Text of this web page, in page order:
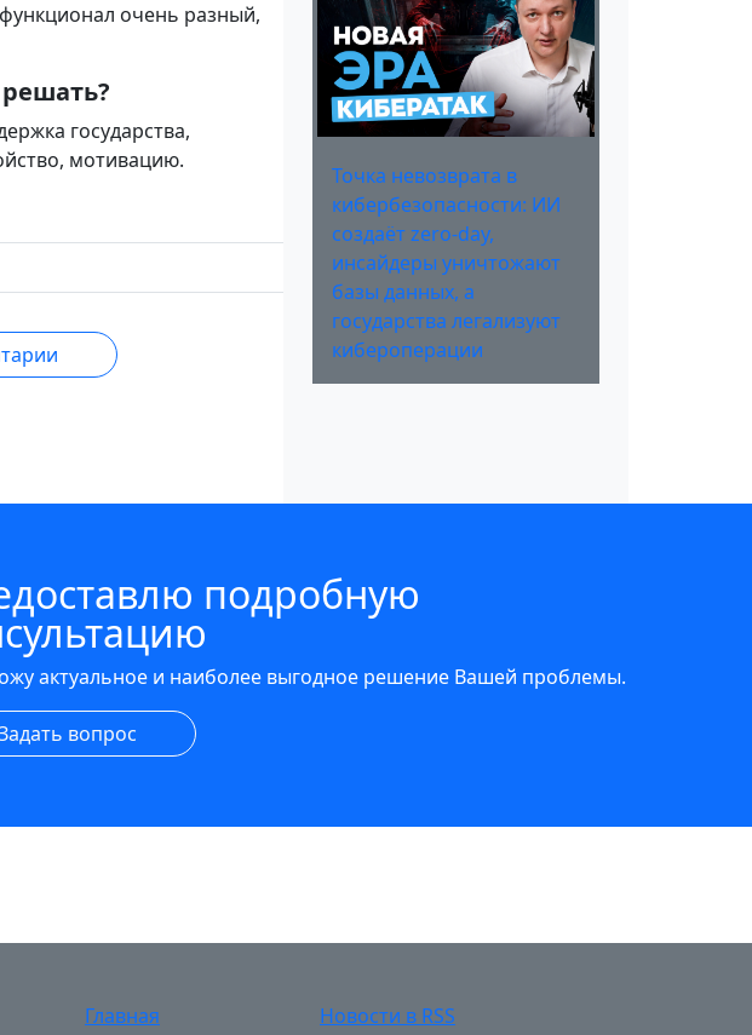
очень разный,
государства,
мотивацию.
Точка невозврата в
кибербезопасности: ИИ
создаёт zero-day,
инсайдеры уничтожают
базы данных, а
государства легализуют
кибероперации
подробную
актуальное и наиболее выгодное решение Вашей проблемы.
вопрос
Главная
Новости в RSS